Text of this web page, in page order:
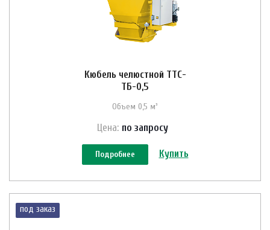
Кюбель челюстной ТТС-
ТБ-0,5
Объем 0,5 м³
Цена: по запросу
Подробнее Купить
под заказ